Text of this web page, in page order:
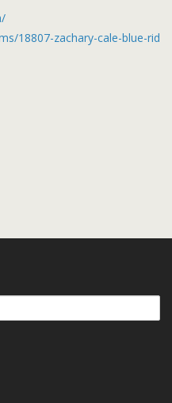
18807-zachary-cale-blue-rid